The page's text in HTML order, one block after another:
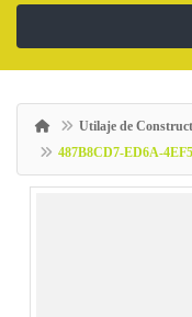
Utilaje de
487B8CD7-ED6A-